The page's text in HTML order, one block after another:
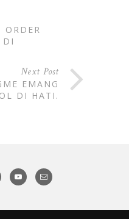
ORDER
DI
Next Post
EMANG
DI HATI.